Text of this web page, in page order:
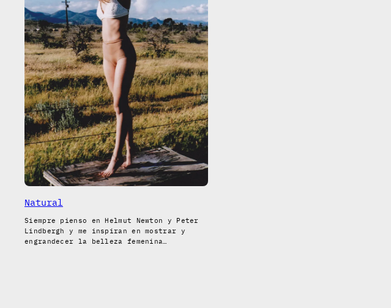
Natural
Siempre pienso en Helmut Newton y Peter
Lindbergh y me inspiran en mostrar y
engrandecer la belleza femenina…